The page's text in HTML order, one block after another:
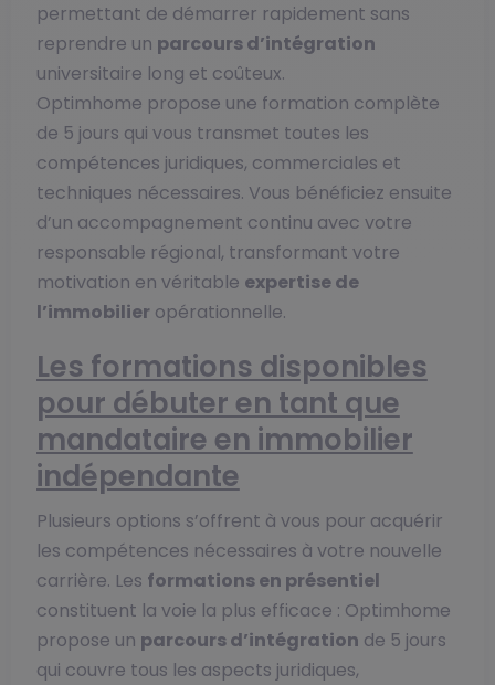
permettant de démarrer rapidement sans
reprendre un parcours d’intégration
universitaire long et coûteux.
Optimhome propose une formation complète
de 5 jours qui vous transmet toutes les
compétences juridiques, commerciales et
techniques nécessaires. Vous bénéficiez ensuite
d’un accompagnement continu avec votre
responsable régional, transformant votre
motivation en véritable expertise de
l’immobilier opérationnelle.
Les formations disponibles
pour débuter en tant que
mandataire en immobilier
indépendante
Plusieurs options s’offrent à vous pour acquérir
les compétences nécessaires à votre nouvelle
carrière. Les formations en présentiel
constituent la voie la plus efficace : Optimhome
propose un parcours d’intégration de 5 jours
qui couvre tous les aspects juridiques,